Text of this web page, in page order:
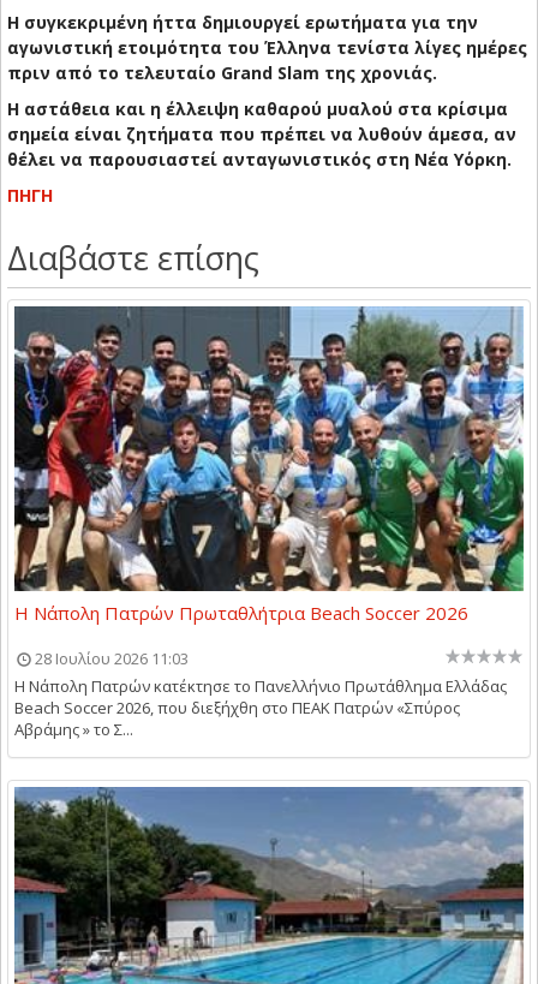
Η συγκεκριμένη ήττα δημιουργεί ερωτήματα για την
αγωνιστική ετοιμότητα του Έλληνα τενίστα λίγες ημέρες
πριν από το τελευταίο Grand Slam της χρονιάς.
Η αστάθεια και η έλλειψη καθαρού μυαλού στα κρίσιμα
σημεία είναι ζητήματα που πρέπει να λυθούν άμεσα, αν
θέλει να παρουσιαστεί ανταγωνιστικός στη Νέα Υόρκη.
ΠΗΓΗ
Διαβάστε επίσης
Η Νάπολη Πατρών Πρωταθλήτρια Beach Soccer 2026
28 Ιουλίου 2026 11:03
Η Νάπολη Πατρών κατέκτησε το Πανελλήνιο Πρωτάθλημα Ελλάδας
Beach Soccer 2026, που διεξήχθη στο ΠΕΑΚ Πατρών «Σπύρος
Αβράμης » το Σ...